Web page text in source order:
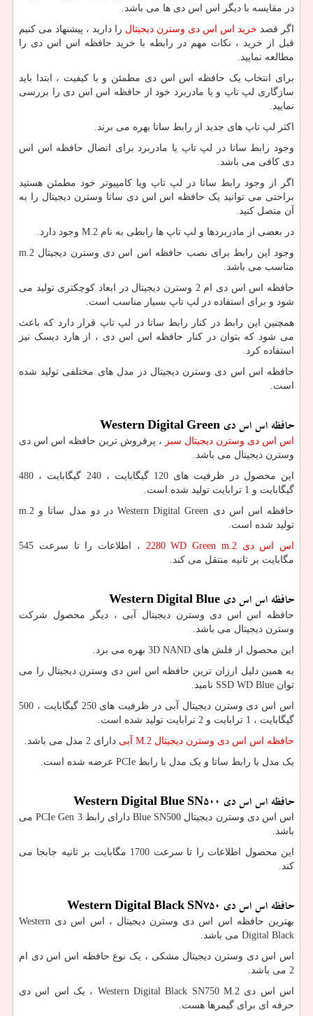
در مقایسه با دیگر اس اس دی ها می باشد.
اگر قصد خرید اس اس دی وسترن دیجیتال را دارید ، پیشنهاد می کنیم
قبل از خرید ، نکات مهم در رابطه با خرید حافظه اس اس دی را
مطالعه نمایید.
برای انتخاب یک حافظه اس اس دی مطمئن و با کیفیت ، ابتدا باید
سازگاری لپ تاپ و یا مادربرد خود از حافظه اس اس دی را بررسی
نمایید.
اکثر لپ تاپ های جدید از رابط ساتا بهره می برند.
وجود رابط ساتا در لپ تاپ یا مادربرد برای اتصال حافظه اس اس
دی کافی می باشد.
اگر از وجود رابط ساتا در لپ تاپ ویا کامپیوتر خود مطمئن هستید
براحتی می توانید یک حافظه اس اس دی ساتا وسترن دیجیتال را به
آن متصل کنید.
در بعضی از مادربردها و لپ تاپ ها رابطی به نام M.2 وجود دارد.
وجود این رابط برای نصب حافظه اس اس دی وسترن دیجیتال m.2
مناسب می باشد.
حافظه اس اس دی ام 2 وسترن دیجیتال در ابعاد کوچکتری تولید می
شود و برای استفاده در لپ تاپ بسیار مناسب است.
همچنین این رابط در کنار رابط ساتا در لپ تاپ قرار دارد که باعث
می شود که بتوان در کنار حافظه اس اس دی ، از هارد دیسک نیز
استفاده کرد.
حافظه اس اس دی وسترن دیجیتال در مدل های مختلفی تولید شده
است.
حافظه اس اس دی Western Digital Green
اس اس دی وسترن دیجیتال سبز ، پرفروش ترین حافظه اس اس دی
وسترن دیجیتال می باشد.
این محصول در ظرفیت های 120 گیگابایت ، 240 گیگابایت ، 480
گیگابایت و 1 ترابایت تولید شده است.
حافظه اس اس دی Western Digital Green در دو مدل ساتا و m.2
تولید شده است.
اس اس دی m.2
WD Green
2280
، اطلاعات را تا سرعت 545
مگابایت بر ثانیه منتقل می کند.
حافظه اس اس دی Western Digital Blue
حافظه اس اس دی وسترن دیجیتال آبی ، دیگر محصول شرکت
وسترن دیجیتال می باشد.
این محصول از فلش های 3D NAND بهره می برد.
به همین دلیل ارزان ترین حافظه اس اس دی وسترن دیجیتال را می
توان SSD WD Blue نامید.
اس اس دی وسترن دیجیتال آبی در ظرفیت های 250 گیگابایت ، 500
گیگابایت ، 1 ترابایت و 2 ترابایت تولید شده است.
حافظه اس اس دی وسترن دیجیتال M.2 آبی دارای 2 مدل می باشد.
یک مدل با رابط ساتا و یک مدل با رابط PCIe عرضه شده است.
حافظه اس اس دی Western Digital Blue SN500
اس اس دی وسترن دیجیتال Blue SN500دارای رابطPCIe Gen 3می
باشد.
این محصول اطلاعات را تا سرعت 1700 مگابایت بر ثانیه جابجا می
کند.
حافظه اس اس دی Western Digital Black SN750
بهترین حافظه اس اس دی وسترن دیجیتال ، اس اس دی Western
Digital Black می باشد.
اس اس دی وسترن دیجیتال مشکی ، یک نوع حافظه اس اس دی ام
2 می باشد.
اس اس دی Western Digital Black SN750 M.2 ، یک اس اس دی
حرفه ای برای گیمرها هست.